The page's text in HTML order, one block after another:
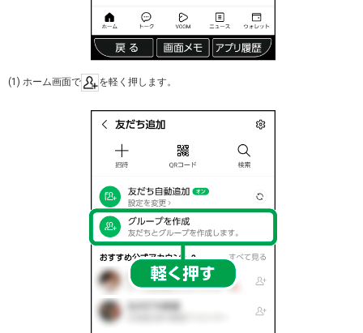
(1) ホーム画面で を軽く押します。